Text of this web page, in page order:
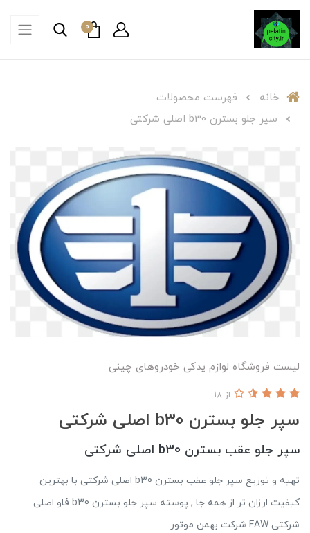
0
خانه
فهرست محصولات
سپر جلو بسترن b30 اصلی شرکتی
لیست فروشگاه لوازم یدکی خودروهای چینی
سپر جلو بسترن b30 اصلی شرکتی
از 18
سپر جلو عقب بسترن b30 اصلی شرکتی
تهیه و توزیع سپر جلو عقب بسترن b30 اصلی شرکتی با بهترین
کیفیت ارزان تر از همه جا , پوسته سپر جلو بسترن b30 فاو اصلی
شرکتی FAW شرکت بهمن موتور